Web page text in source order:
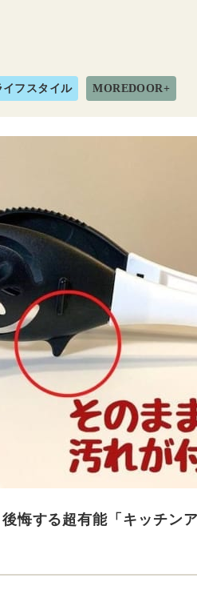
イフスタイル MOREDOOR+
後悔する超有能「キッチン